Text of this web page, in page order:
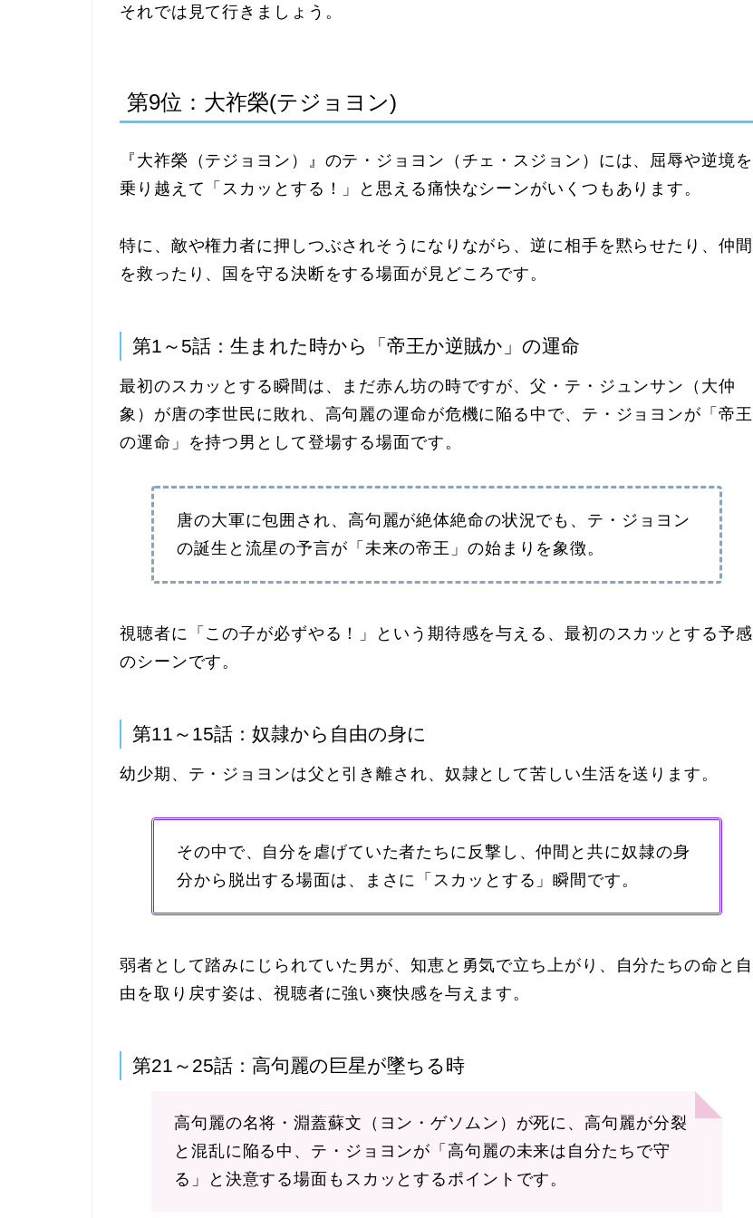
それでは見て行きましょう。
第9位：大祚榮(テジョヨン)
『大祚榮（テジョヨン）』のテ・ジョヨン（チェ・スジョン）には、屈辱や逆境を
乗り越えて「スカッとする！」と思える痛快なシーンがいくつもあります。
特に、敵や権力者に押しつぶされそうになりながら、逆に相手を黙らせたり、仲間
を救ったり、国を守る決断をする場面が見どころです。
第1～5話：生まれた時から「帝王か逆賊か」の運命
最初のスカッとする瞬間は、まだ赤ん坊の時ですが、父・テ・ジュンサン（大仲
象）が唐の李世民に敗れ、高句麗の運命が危機に陥る中で、テ・ジョヨンが「帝王
の運命」を持つ男として登場する場面です。
唐の大軍に包囲され、高句麗が絶体絶命の状況でも、テ・ジョヨン
の誕生と流星の予言が「未来の帝王」の始まりを象徴。
​視聴者に「この子が必ずやる！」という期待感を与える、最初のスカッとする予感
のシーンです。
第11～15話：奴隷から自由の身に
幼少期、テ・ジョヨンは父と引き離され、奴隷として苦しい生活を送ります。
その中で、自分を虐げていた者たちに反撃し、仲間と共に奴隷の身
分から脱出する場面は、まさに「スカッとする」瞬間です。
​弱者として踏みにじられていた男が、知恵と勇気で立ち上がり、自分たちの命と自
由を取り戻す姿は、視聴者に強い爽快感を与えます。
第21～25話：高句麗の巨星が墜ちる時
高句麗の名将・淵蓋蘇文（ヨン・ゲソムン）が死に、高句麗が分裂
と混乱に陥る中、テ・ジョヨンが「高句麗の未来は自分たちで守
る」と決意する場面もスカッとするポイントです。